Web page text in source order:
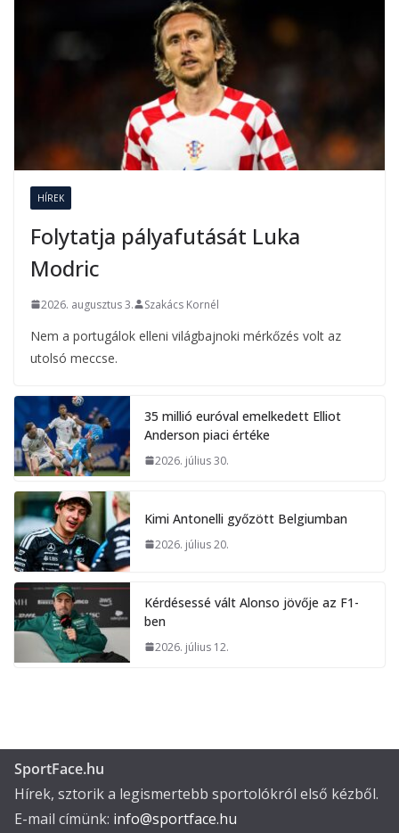
HÍREK
Folytatja pályafutását Luka
Modric
2026. augusztus 3. Szakács Kornél
Nem a portugálok elleni világbajnoki mérkőzés volt az
utolsó meccse.
35 millió euróval emelkedett Elliot
Anderson piaci értéke
2026. július 30.
Kimi Antonelli győzött Belgiumban
2026. július 20.
Kérdésessé vált Alonso jövője az F1-
ben
2026. július 12.
SportFace.hu
Hírek, sztorik a legismertebb sportolókról első kézből.
E-mail címünk: info@sportface.hu